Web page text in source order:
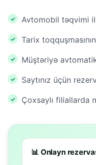
Avtomobil təqvimi
Tarix
Müştəriyə
Saytınız üçün
Çoxsaylı filiallarda
📊 Onlayn